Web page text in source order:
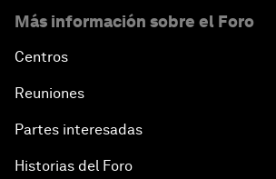
Global Statesmanship Award
Accelerating ASEAN Strategic
Más información sobre el Foro
Centros
Reuniones
Partes interesadas
Historias del Foro